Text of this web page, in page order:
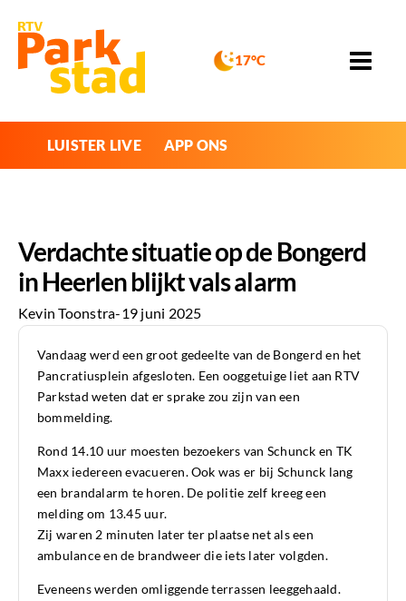
17°C
LUISTER LIVE APP ONS
Verdachte situatie op de Bongerd
in Heerlen blijkt vals alarm
Kevin Toonstra-19 juni 2025
Vandaag werd een groot gedeelte van de Bongerd en het
Pancratiusplein afgesloten. Een ooggetuige liet aan RTV
Parkstad weten dat er sprake zou zijn van een
bommelding.
Rond 14.10 uur moesten bezoekers van Schunck en TK
Maxx iedereen evacueren. Ook was er bij Schunck lang
een brandalarm te horen. De politie zelf kreeg een
melding om 13.45 uur.
Zij waren 2 minuten later ter plaatse net als een
ambulance en de brandweer die iets later volgden.
Eveneens werden omliggende terrassen leeggehaald.